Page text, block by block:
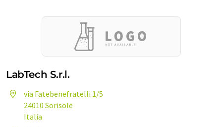
LabTech S.r.l.
via Fatebenefratelli 1/5
24010 Sorisole
Italia